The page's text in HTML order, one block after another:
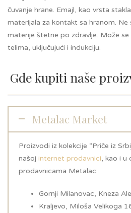
čuvanje hrane. Emajl, kao vrsta
materijala za kontakt sa hranom.
materije štetne po zdravlje. Može
telima, uključujući i indukciju.
Gde kupiti naše
Metalac Market
Proizvodi iz kolekcije “Priče iz
našoj internet prodavnici, kao i u
prodavnicama Metalac:
Gornji Milanovac, Kneza
Kraljevo, Miloša Velikoga